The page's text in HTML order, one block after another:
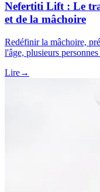
Nefertiti Lift : Le
et de la mâchoire
Redéfinir la mâchoire,
l'âge, plusieurs
Lire→